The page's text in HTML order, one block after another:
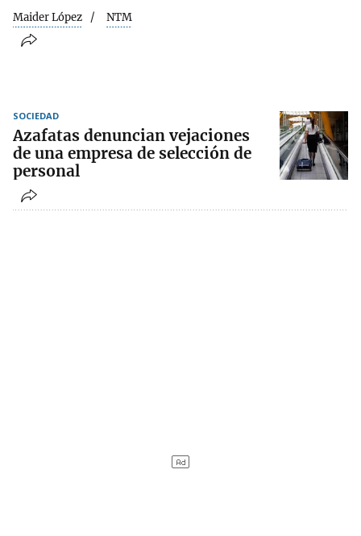
Maider López NTM
SOCIEDAD
Azafatas denuncian vejaciones
de una empresa de selección de
personal